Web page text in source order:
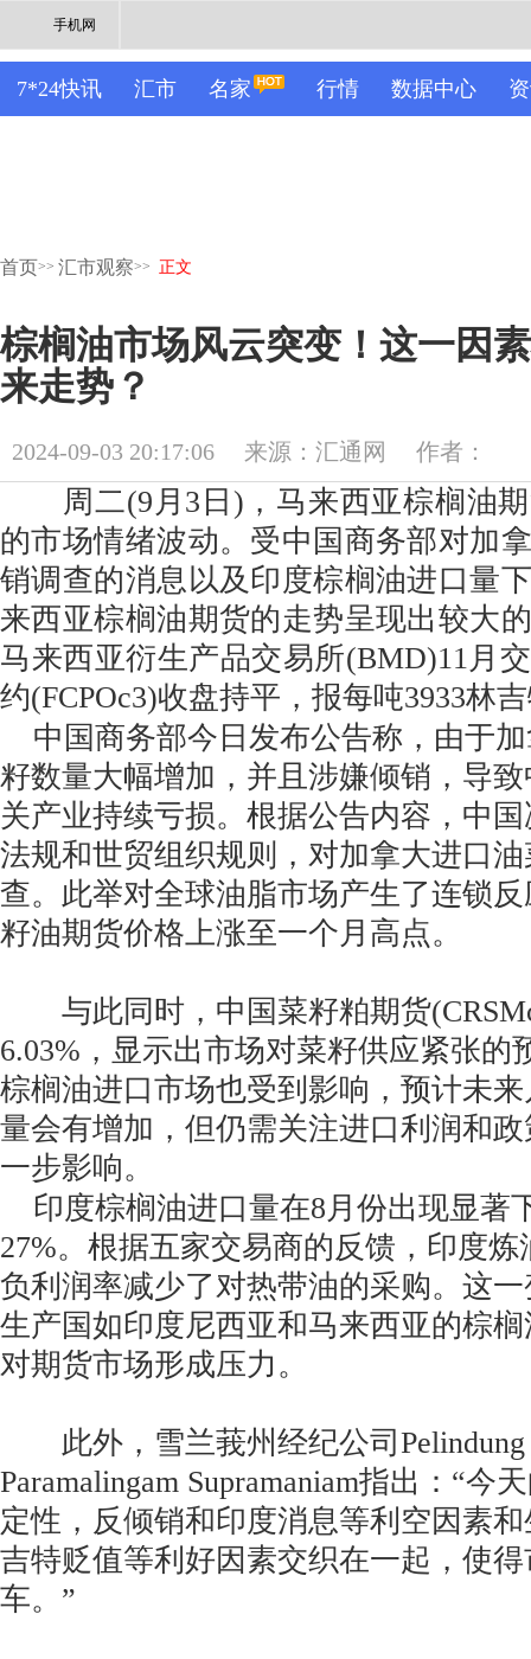
手机网
7*24快讯 汇市 名家 行情 数据中心
首页>> 汇市观察>> 正文
棕榈油市场风云突变！这一因
来走势？
2024-09-03 20:17:06 来源：汇通网 作者：
周二(9月3日)，马来西亚棕榈油期
的市场情绪波动。受中国商务部对加
销调查的消息以及印度棕榈油进口量
来西亚棕榈油期货的走势呈现出较大
马来西亚衍生产品交易所(BMD)11月
约(FCPOc3)收盘持平，报每吨3933林
中国商务部今日发布公告称，由于
籽数量大幅增加，并且涉嫌倾销，导
关产业持续亏损。根据公告内容，中
法规和世贸组织规则，对加拿大进口
查。此举对全球油脂市场产生了连锁
籽油期货价格上涨至一个月高点。
与此同时，中国菜籽粕期货
6.03%，显示出市场对菜籽供应紧张的
棕榈油进口市场也受到影响，预计未
量会有增加，但仍需关注进口利润和
一步影响。
印度棕榈油进口量在8月份出现显著
27%。根据五家交易商的反馈，印度
负利润率减少了对热带油的采购。这
生产国如印度尼西亚和马来西亚的棕
对期货市场形成压力。
此外，雪兰莪州经纪公司Pelindung
Paramalingam Supramaniam指出：“今
定性，反倾销和印度消息等利空因素
吉特贬值等利好因素交织在一起，使
车。”